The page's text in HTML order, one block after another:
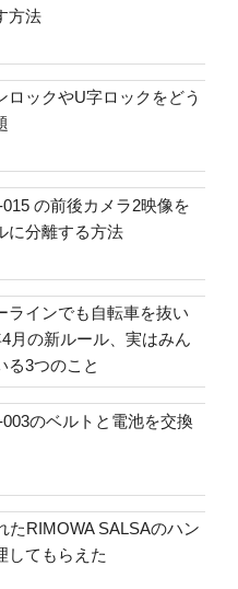
方法
ロックやU字ロックをどう
015 の前後カメラ2映像を
に分離する方法
ラインでも自転車を抜い
月の新ルール、実はみん
る3つのこと
のベルトと電池を交換
たRIMOWA SALSAのハン
してもらえた